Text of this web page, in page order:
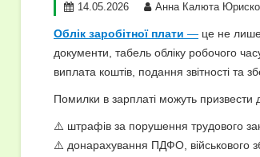
14.05.2026 Анна Калюта
Облік заробітної плати — це не
документи, табель обліку робочого
виплата коштів, подання звітності та
Помилки в зарплаті можуть призвести
⚠️ штрафів за порушення трудового
⚠️ донарахування ПДФО, військового